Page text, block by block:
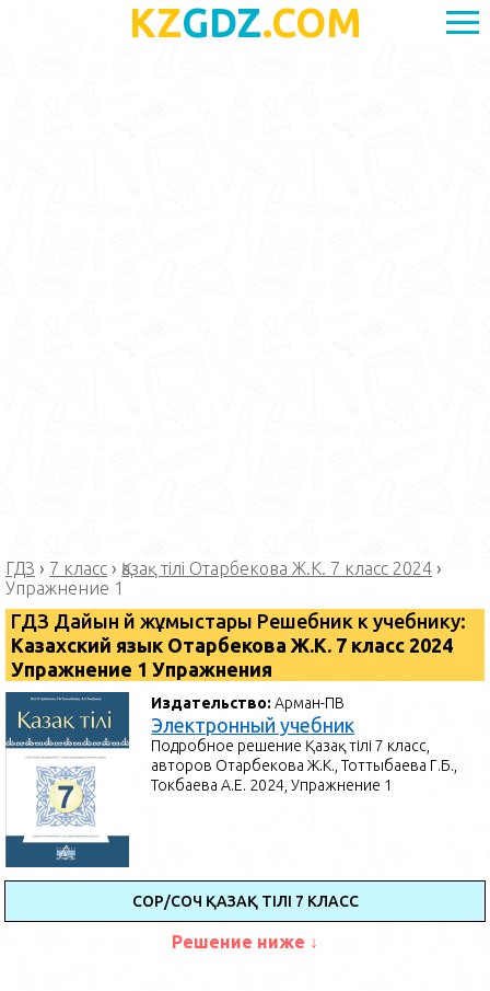
KZGDZ.COM
ГДЗ › 7 класс › Қазақ тілі Отарбекова Ж.К. 7 класс 2024 ›
Упражнение 1
ГДЗ Дайын үй жұмыстары Решебник к учебнику:
Казахский язык Отарбекова Ж.К. 7 класс 2024
Упражнение 1 Упражнения
Издательство:Арман-ПВ
Электронный учебник
Подробное решение Қазақ тілі 7 класс,
авторов Отарбекова Ж.К., Тоттыбаева Г.Б.,
Токбаева А.Е. 2024, Упражнение 1
СОР/СОЧ ҚАЗАҚ ТІЛІ 7 КЛАСС
Решение ниже ↓